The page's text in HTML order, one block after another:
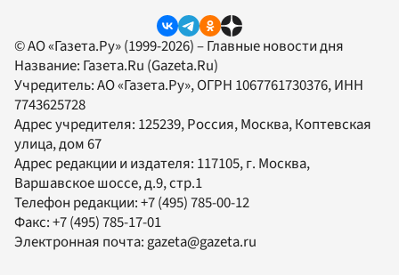
© АО «Газета.Ру» (1999-2026) – Главные новости дня
Название: Газета.Ru (Gazeta.Ru)
Учредитель:АО «Газета.Ру», ОГРН 1067761730376, ИНН
7743625728
Адрес учредителя: 125239, Россия, Москва, Коптевская
улица, дом 67
Адрес редакции и издателя: 117105, г. Москва,
Варшавское шоссе, д.9, стр.1
Телефон редакции:+7 (495) 785-00-12
Факс:+7 (495) 785-17-01
Электронная почта:gazeta@gazeta.ru